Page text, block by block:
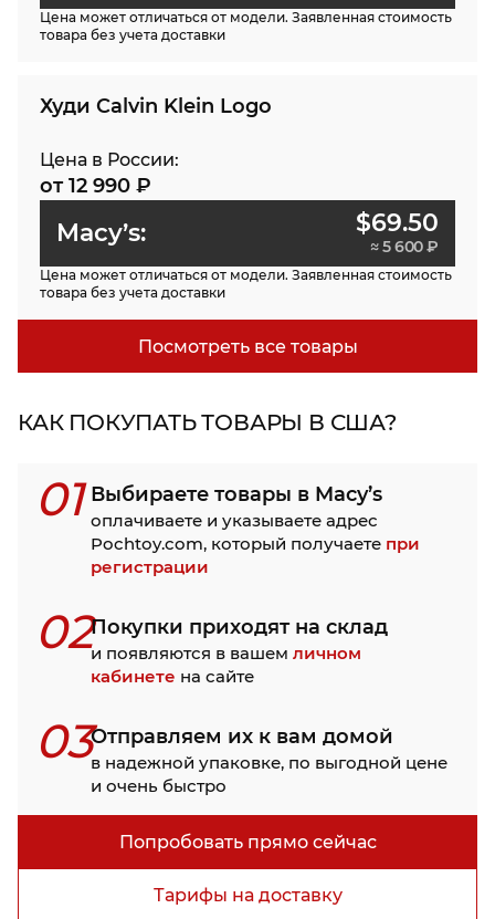
Цена может отличаться от модели. Заявленная стоимость
товара без учета доставки
Худи Calvin Klein Logo
Цена в России:
от 12 990 ₽
Macy’s: $69.50
≈ 5 600 ₽
Цена может отличаться от модели. Заявленная стоимость
товара без учета доставки
Посмотреть все товары
КАК ПОКУПАТЬ ТОВАРЫ В США?
01 Выбираете товары в Macy’s
оплачиваете и указываете адрес
Pochtoy.com, который получаете при
регистрации
02Покупки приходят на склад
и появляются в вашем личном
кабинете на сайте
03Отправляем их к вам домой
в надежной упаковке, по выгодной цене
и очень быстро
Попробовать прямо сейчас
Тарифы на доставку